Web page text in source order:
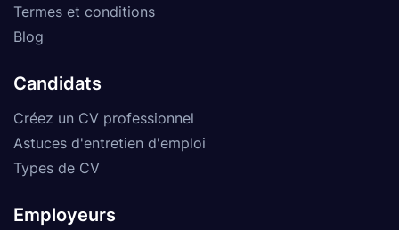
Termes et conditions
Blog
Candidats
Créez un CV professionnel
Astuces d'entretien d'emploi
Types de CV
Employeurs